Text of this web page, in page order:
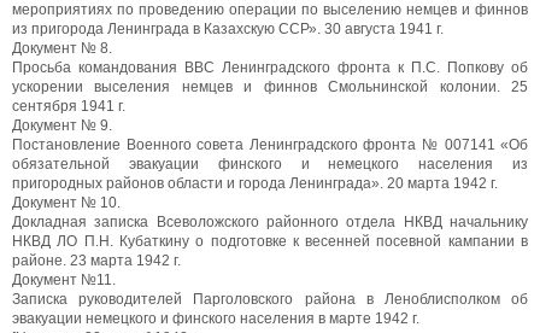
мероприятиях по проведению операции по выселению немцев и финнов
из пригорода Ленинграда в Казахскую ССР». 30 августа 1941 г.
Документ № 8.
Просьба командования ВВС Ленинградского фронта к П.С. Попкову об
ускорении выселения немцев и финнов Смольнинской колонии. 25
сентября 1941 г.
Документ № 9.
Постановление Военного совета Ленинградского фронта № 007141 «Об
обязательной эвакуации финского и немецкого населения из
пригородных районов области и города Ленинграда». 20 марта 1942 г.
Документ № 10.
Докладная записка Всеволожского районного отдела НКВД начальнику
НКВД ЛО П.Н. Кубаткину о подготовке к весенней посевной кампании в
районе. 23 марта 1942 г.
Документ №11.
Записка руководителей Парголовского района в Леноблисполком об
эвакуации немецкого и финского населения в марте 1942 г.